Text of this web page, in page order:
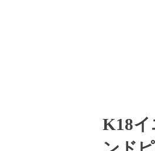
K18イ